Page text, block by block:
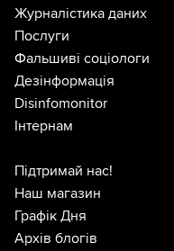
Журналістика даних
Послуги
Фальшиві соціологи
Дезінформація
Disinfomonitor
Інтернам
Підтримай нас!
Наш магазин
Графік Дня
Архів блогів